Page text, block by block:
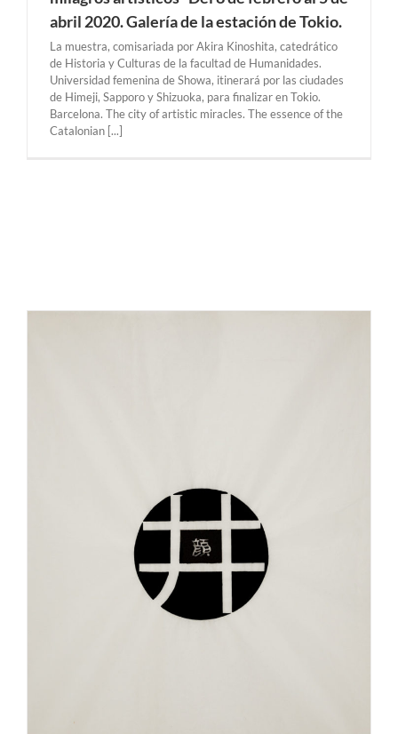
abril 2020. Galería de la estación de Tokio.
La muestra, comisariada por Akira Kinoshita, catedrático
de Historia y Culturas de la facultad de Humanidades.
Universidad femenina de Showa, itinerará por las ciudades
de Himeji, Sapporo y Shizuoka, para finalizar en Tokio.
Barcelona. The city of artistic miracles. The essence of the
Catalonian [...]